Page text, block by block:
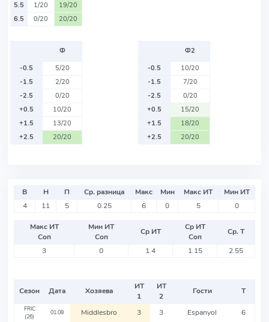
5.5
1/20
19/20
6.5
0/20 20/20
Ф
-0.5
5/20
-1.5
2/20
-2.5
0/20
+0.5
10/20
+1.5
13/20
+2.5
20/20
Ф2
-0.5
10/20
-1.5
7/20
-2.5
0/20
+0.5
15/20
+1.5
18/20
+2.5
20/20
В Н П Ср. разница Макс Мин Макс ИТ
Мин ИТ
4
11 5 0.25 6 0 5 0
Макс ИТ
Соп
Мин ИТ
Соп
Ср ИТ
Ср ИТ
Соп
Ср. Т
3
0 1.4 1.15 2.55
Сезон Дата Хозяева
ИТ
1
ИТ
2
Гости Т
FRIC
(26)
01.08 Middlesbro 3 3 Espanyol 6